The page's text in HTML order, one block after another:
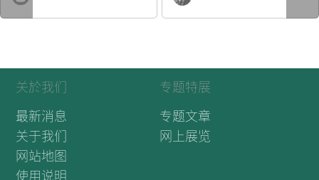
关於我们
最新消息
关于我们
网站地图
使用说明
专题特展
专题文章
网上展览